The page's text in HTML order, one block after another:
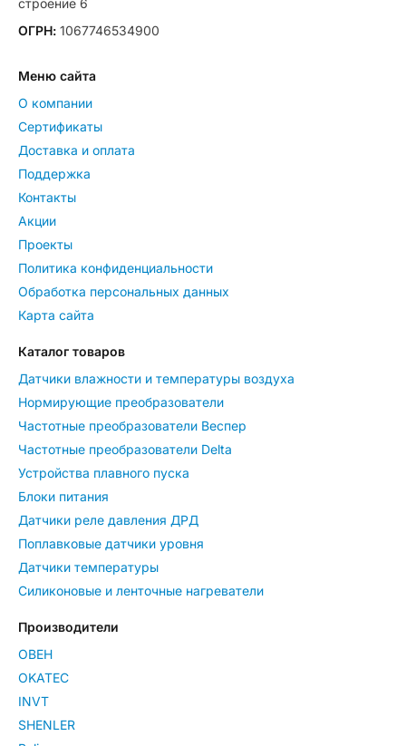
ОГРН: 1067746534900
Меню сайта
О компании
Сертификаты
Доставка и оплата
Поддержка
Контакты
Акции
Проекты
Политика конфиденциальности
Обработка персональных данных
Карта сайта
Каталог товаров
Датчики влажности и температуры воздуха
Нормирующие преобразователи
Частотные преобразователи Веспер
Частотные преобразователи Delta
Устройства плавного пуска
Блоки питания
Датчики реле давления ДРД
Поплавковые датчики уровня
Датчики температуры
Силиконовые и ленточные нагреватели
Производители
ОВЕН
OKATEC
INVT
SHENLER